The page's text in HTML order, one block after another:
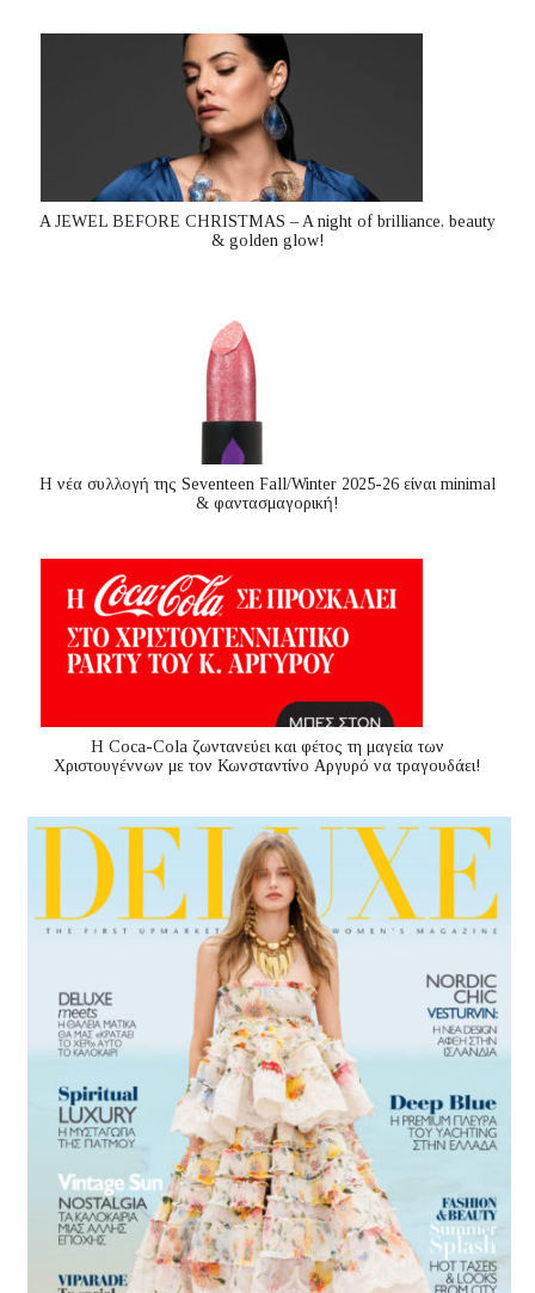
A JEWEL BEFORE CHRISTMAS – A night of brilliance, beauty
& golden glow!
Η νέα συλλογή της Seventeen Fall/Winter 2025-26 είναι minimal
& φαντασμαγορική!
Η Coca-Cola ζωντανεύει και φέτος τη μαγεία των
Χριστουγέννων με τον Κωνσταντίνο Αργυρό να τραγουδάει!